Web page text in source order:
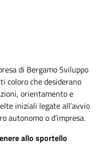
di Bergamo Sviluppo
coloro che desiderano
orientamento e
iniziali legate all’avvio
autonomo o d’impresa.
allo sportello